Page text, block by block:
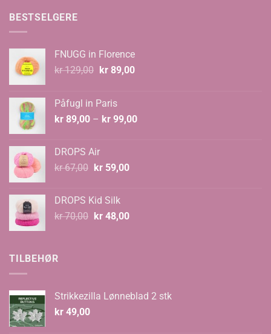
BESTSELGERE
FNUGG in Florence
kr129,00 Opprinnelig
kr 129,00.
kr89,00Nåværende
Påfugl in Paris
kr 89,00 – kr 99,00Prisområde:
DROPS Air
kr67,00 Opprinnelig
kr 67,00.
kr59,00Nåværende
DROPS Kid Silk
kr70,00 Opprinnelig
kr48,00Nåværende
TILBEHØR
Strikkezilla Lønneblad 2 stk
kr 49,00